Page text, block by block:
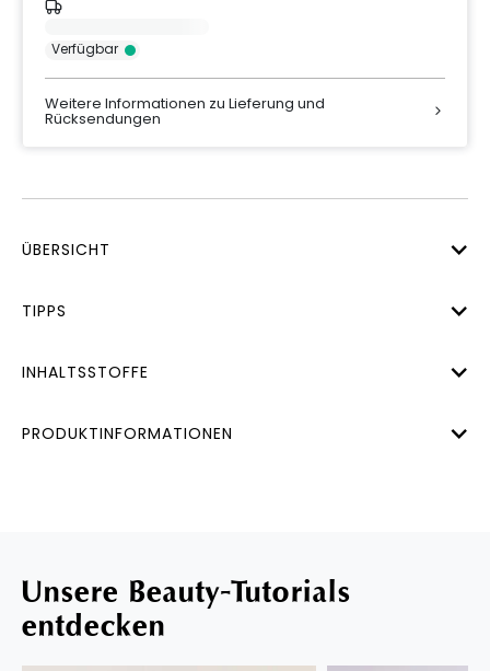
Verfügbar
Weitere Informationen zu Lieferung und
Rücksendungen
ÜBERSICHT
TIPPS
INHALTSSTOFFE
PRODUKTINFORMATIONEN
Unsere Beauty-Tutorials
entdecken